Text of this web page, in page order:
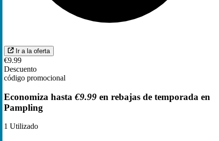
Ir a la oferta
€9.99
Descuento
código promocional
Economiza hasta €9.99 en rebajas de temporada en
Pampling
1 Utilizado